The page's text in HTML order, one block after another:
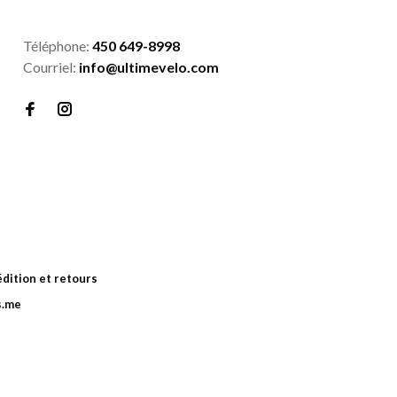
Téléphone: 450 649-8998
Courriel: info@ultimevelo.com
et retours